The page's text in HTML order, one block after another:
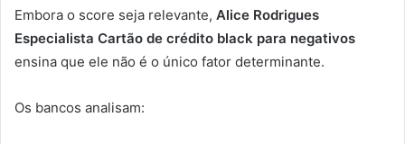
Embora o score seja relevante, Alice Rodrigues
Especialista Cartão de crédito black para negativos
ensina que ele não é o único fator determinante.
Os bancos analisam: